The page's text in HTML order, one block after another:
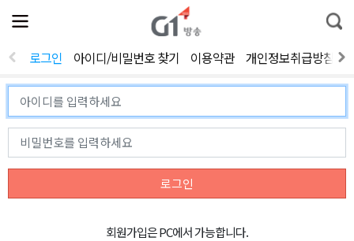
전
체
뉴
열
통
합
색
로그인 아이디/비밀번호 찾기 이용약관 개인정보취급방침
로그인
회원가입은 PC에서 가능합니다.